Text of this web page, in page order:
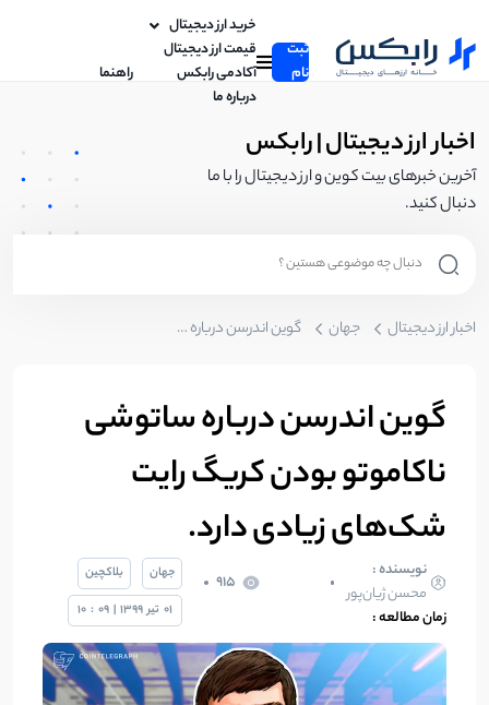
ثبت
نام
خرید ارز دیجیتال
قیمت ارز دیجیتال
آکادمی رابکس
راهنما
درباره ما
اخبار ارز دیجیتال | رابکس
آخرین خبرهای بیت کوین و ارز دیجیتال را با ما
دنبال کنید.
اخبار ارز دیجیتال جهان گوین اندرسن درباره ساتوشی ناکاموتو بودن کریگ رایت شک‌های زیادی دارد.
گوین اندرسن درباره ساتوشی
ناکاموتو بودن کریگ رایت
شک‌های زیادی دارد.
نویسنده :
محسن ژیان‌پور
915
زمان مطالعه :
جهان
بلاکچین
01 تیر 1399
|
09
:
10